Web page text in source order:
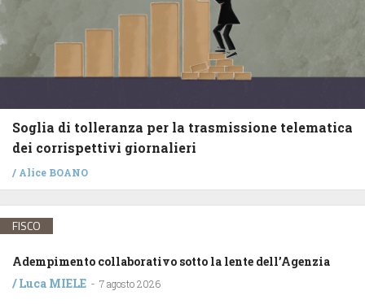
Soglia di tolleranza per la trasmissione telematica
dei corrispettivi giornalieri
/ Alice BOANO
FISCO
Adempimento collaborativo sotto la lente dell’Agenzia
/Luca MIELE - 7 agosto 2026